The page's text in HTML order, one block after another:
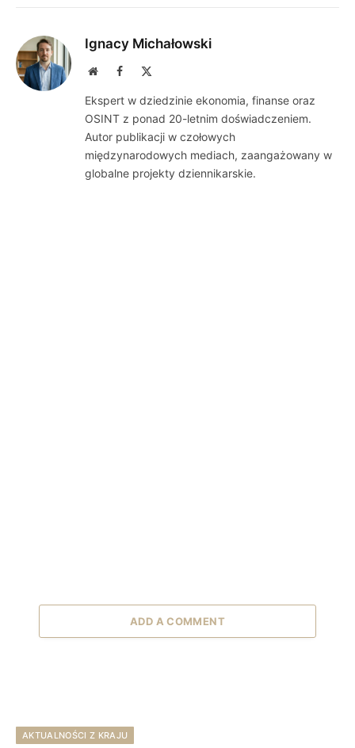
Ignacy Michałowski
WebsiteFacebook
Ekspert w dziedzinie ekonomia, finanse oraz
OSINT z ponad 20-letnim doświadczeniem.
Autor publikacji w czołowych
międzynarodowych mediach, zaangażowany w
globalne projekty dziennikarskie.
ADD A COMMENT
AKTUALNOŚCI Z KRAJU